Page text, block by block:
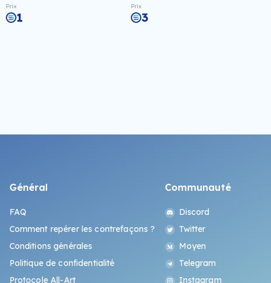
Prix
1
Prix
3
Général
FAQ
Comment repérer les contrefaçons ?
Conditions générales
Politique de confidentialité
Protocole All-Art
Communauté
Discord
Twitter
Moyen
Telegram
Instagram